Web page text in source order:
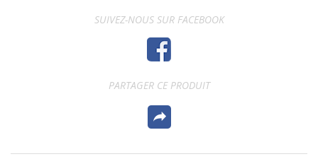
SUIVEZ-NOUS SUR FACEBOOK
PARTAGER CE PRODUIT